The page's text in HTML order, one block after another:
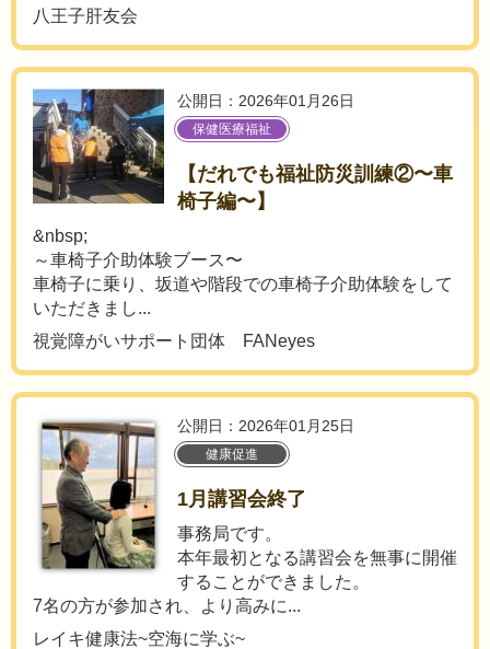
八王子肝友会
公開日：2026年01月26日
保健医療福祉
【だれでも福祉防災訓練②〜車
椅子編〜】
&nbsp;
～車椅子介助体験ブース〜
車椅子に乗り、坂道や階段での車椅子介助体験をして
いただきまし...
視覚障がいサポート団体 FANeyes
公開日：2026年01月25日
健康促進
1月講習会終了
事務局です。
本年最初となる講習会を無事に開催
することができました。
7名の方が参加され、より高みに...
レイキ健康法~空海に学ぶ~